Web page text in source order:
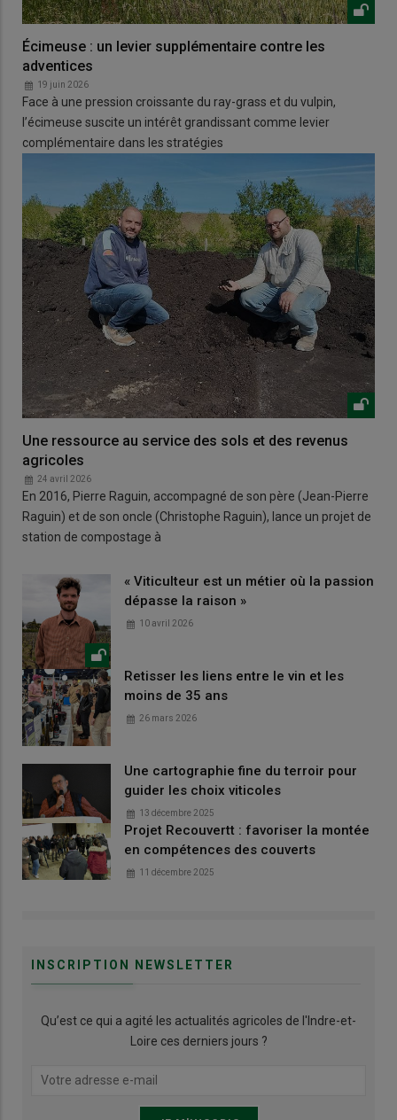
Écimeuse : un levier supplémentaire contre les
adventices
19 juin 2026
Face à une pression croissante du ray-grass et du vulpin,
l’écimeuse suscite un intérêt grandissant comme levier
complémentaire dans les stratégies
Une ressource au service des sols et des revenus
agricoles
24 avril 2026
En 2016, Pierre Raguin, accompagné de son père (Jean-Pierre
Raguin) et de son oncle (Christophe Raguin), lance un projet de
station de compostage à
« Viticulteur est un métier où la passion
dépasse la raison »
10 avril 2026
Retisser les liens entre le vin et les
moins de 35 ans
26 mars 2026
Une cartographie fine du terroir pour
guider les choix viticoles
13 décembre 2025
Projet Recouvertt : favoriser la montée
en compétences des couverts
11 décembre 2025
INSCRIPTION NEWSLETTER
Qu’est ce qui a agité les actualités agricoles de l'Indre-et-
Loire ces derniers jours ?